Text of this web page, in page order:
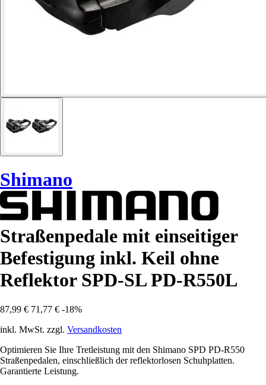
Shimano
Straßenpedale mit einseitiger
Befestigung inkl. Keil ohne
Reflektor SPD-SL PD-R550L
87,99 € 71,77 € -18%
inkl. MwSt. zzgl. Versandkosten
Optimieren Sie Ihre Tretleistung mit den Shimano SPD PD-R550
Straßenpedalen, einschließlich der reflektorlosen Schuhplatten.
Garantierte Leistung.